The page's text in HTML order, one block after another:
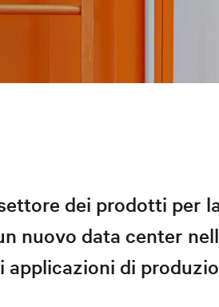
dei prodotti per
nuovo data center
di